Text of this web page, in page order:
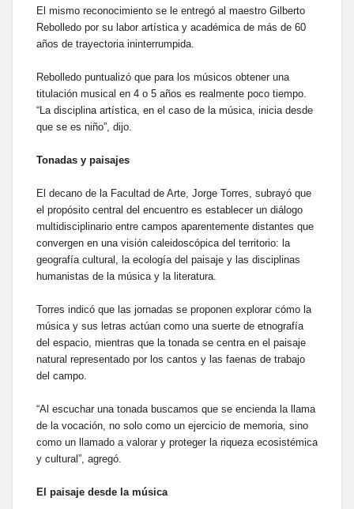
El mismo reconocimiento se le entregó al maestro Gilberto
Rebolledo por su labor artística y académica de más de 60
años de trayectoria ininterrumpida.
Rebolledo puntualizó que para los músicos obtener una
titulación musical en 4 o 5 años es realmente poco tiempo.
“La disciplina artística, en el caso de la música, inicia desde
que se es niño”, dijo.
Tonadas y paisajes
El decano de la Facultad de Arte, Jorge Torres, subrayó que
el propósito central del encuentro es establecer un diálogo
multidisciplinario entre campos aparentemente distantes que
convergen en una visión caleidoscópica del territorio: la
geografía cultural, la ecología del paisaje y las disciplinas
humanistas de la música y la literatura.
Torres indicó que las jornadas se proponen explorar cómo la
música y sus letras actúan como una suerte de etnografía
del espacio, mientras que la tonada se centra en el paisaje
natural representado por los cantos y las faenas de trabajo
del campo.
“Al escuchar una tonada buscamos que se encienda la llama
de la vocación, no solo como un ejercicio de memoria, sino
como un llamado a valorar y proteger la riqueza ecosistémica
y cultural”, agregó.
El paisaje desde la música